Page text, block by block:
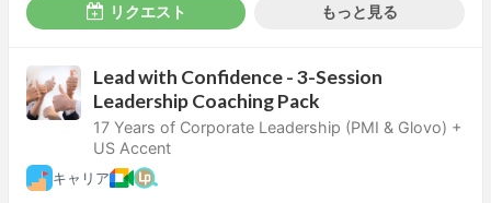
リクエスト もっと見る
Lead with Confidence - 3-Session
Leadership Coaching Pack
17 Years of Corporate Leadership (PMI & Glovo) +
US Accent
キャリア